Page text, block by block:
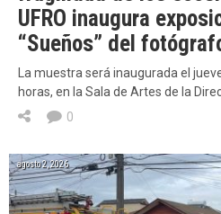
UFRO inaugura
“Sueños” del
La muestra será inaugurada el
horas, en la Sala de Artes de la
0
agosto 2, 2026